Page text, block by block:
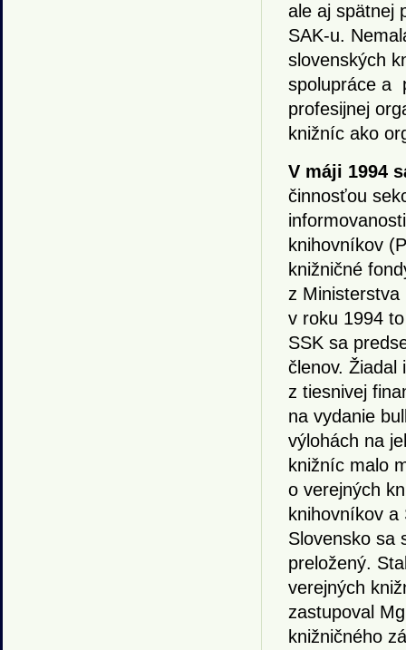
ale aj spätnej
SAK-u.
slovenských
spolupráce a
profesijnej
knižníc ako
V máji 1994
činnosťou
knihovníkov
knižničné
z
v roku 1994
SSK sa
členov. Žiadal
z tiesnivej
na vydanie
výlohách na
knižníc malo
o verejných
knihovníkov
Slovensko sa
preložený.
verejných
zastupoval
knižničného